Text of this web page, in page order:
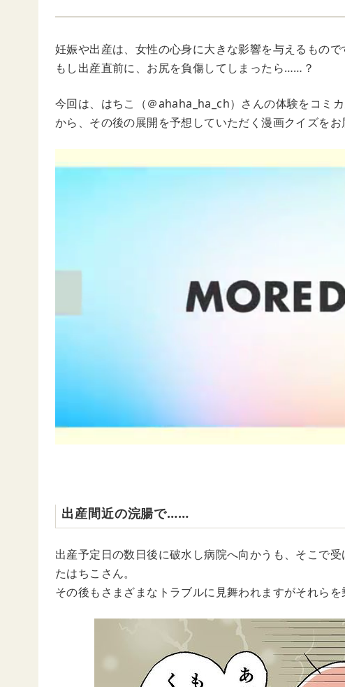
妊娠や出産は、女性の心身に大きな影響を与えるもので
もし出産直前に、お尻を負傷してしまったら……？
今回は、はちこ（＠ahaha_ha_ch）さんの体験をコミ
から、その後の展開を予想していただく漫画クイズをお
出産間近の浣腸で……
出産予定日の数日後に破水し病院へ向かうも、そこで
たはちこさん。
その後もさまざまなトラブルに見舞われますがそれら